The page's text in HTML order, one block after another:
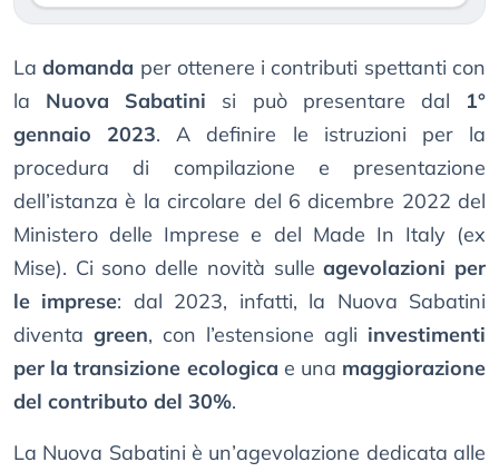
Ladomanda per ottenere i contributi spettanti con
la Nuova Sabatini si può presentare dal 1°
gennaio 2023. A definire le istruzioni per la
procedura di compilazione e presentazione
dell’istanza è la circolare del 6 dicembre 2022 del
Ministero delle Imprese e del Made In Italy (ex
Mise). Ci sono delle novità sulleagevolazioni per
le imprese: dal 2023, infatti, la Nuova Sabatini
diventa green, con l’estensione agli investimenti
per la transizione ecologica e una maggiorazione
del contributo del 30%.
La Nuova Sabatini è un’agevolazione dedicata alle